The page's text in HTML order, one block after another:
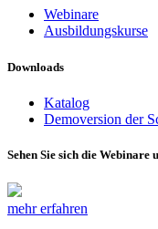
Webinare
Ausbildungskurse
Downloads
Katalog
Demoversion der
Sehen Sie sich die Webinare
mehr erfahren